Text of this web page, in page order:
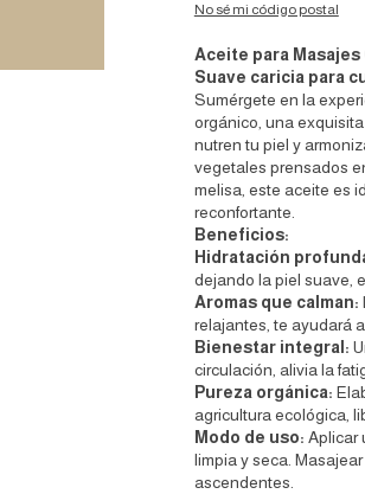
No sé mi código postal
Aceite para
Suave caricia para
Sumérgete en la
orgánico, una
nutren tu piel y
vegetales prensados
melisa, este aceite es
reconfortante.
Beneficios:
Hidratación
dejando la piel suave,
Aromas que calman:
relajantes, te ayudará
Bienestar integral:
circulación, alivia la
Pureza orgánica:
agricultura ecológica,
Modo de uso: Aplicar
limpia y seca.
ascendentes.